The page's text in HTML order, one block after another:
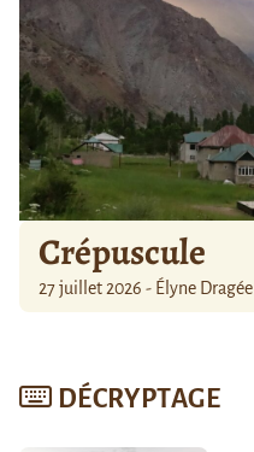
Crépuscule
27 juillet 2026 - Élyne Dragée
DÉCRYPTAGE